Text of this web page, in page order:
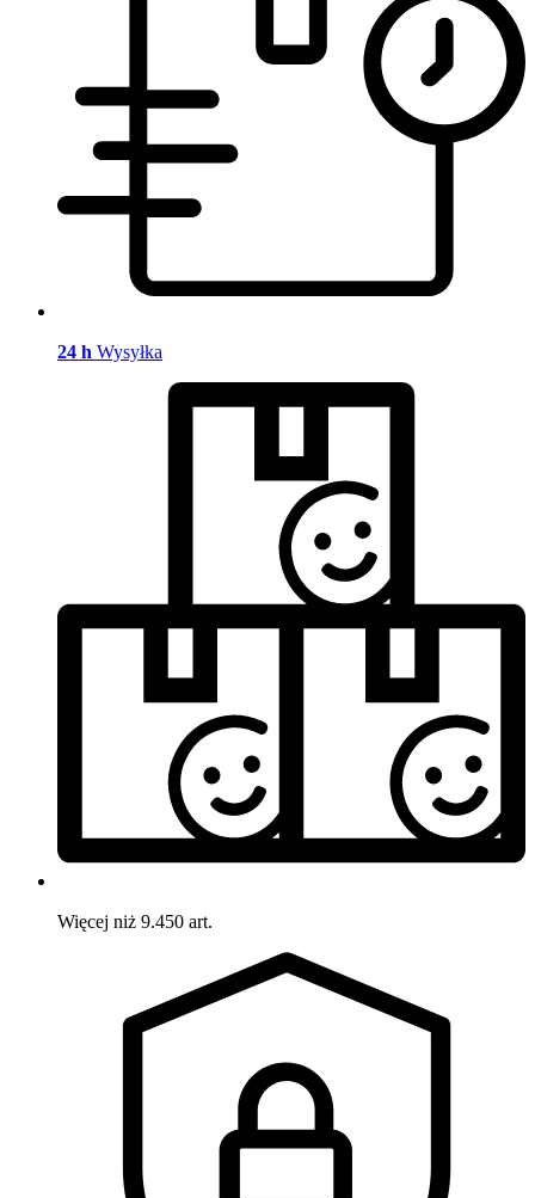
24 h Wysyłka
Więcej niż 9.450 art.